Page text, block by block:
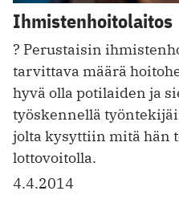
Ihmistenhoitolaitos
? Perustaisin
tarvittava määrä
hyvä olla potilaiden ja
työskennellä
jolta kysyttiin mitä hän
lottovoitolla.
4.4.2014